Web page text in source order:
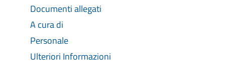
Documenti allegati
A cura di
Personale
Ulteriori Informazioni